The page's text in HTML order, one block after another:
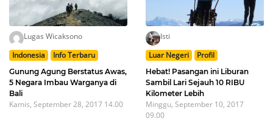
Lugas Wicaksono
Indonesia
Info Terbaru
Gunung Agung Berstatus Awas,
5 Negara Imbau Warganya di
Bali
Kamis, September 28, 2017 14.00
Isti
Luar Negeri
Profil
Hebat! Pasangan ini Liburan
Sambil Lari Sejauh 10 RIBU
Kilometer Lebih
Minggu, September 10, 2017
09.00